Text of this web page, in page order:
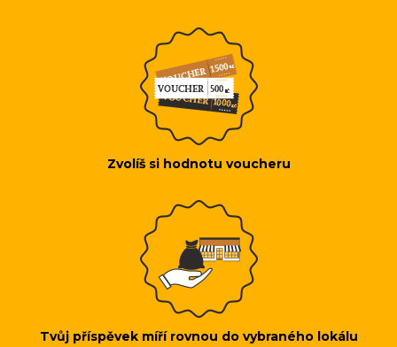
Zvolíš si hodnotu voucheru
Tvůj příspěvek míří rovnou do vybraného lokálu